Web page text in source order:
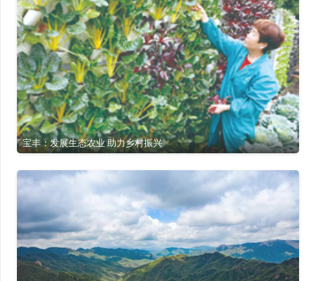
宝丰：发展生态农业 助力乡村振兴